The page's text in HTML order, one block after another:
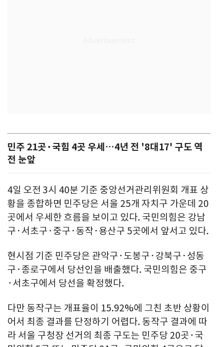
민주 21곳·국힘 4곳 우세…4년 전 '8대17' 구도 역
전 눈앞
4일 오전 3시 40분 기준 중앙선거관리위원회 개표 상
황을 종합하면 민주당은 서울 25개 자치구 가운데 20
곳에서 우세한 흐름을 보이고 있다. 국민의힘은 강남
구·서초구·중구·동작·용산구 5곳에서 앞서고 있다.
현시점 기준 민주당은 관악구·도봉구·강북구·성동
구·종로구에서 당선인을 배출했다. 국민의힘은 중구
·서초구에서 당선을 확정했다.
다만 동작구는 개표율이 15.92%에 그친 초반 상황이
어서 최종 결과를 단정하기 어렵다. 동작구 결과에 따
라 서울 구청장 선거의 최종 구도는 민주당 20곳·국